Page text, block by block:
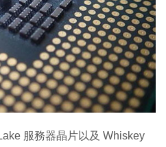
服務器晶片以及 Whiskey